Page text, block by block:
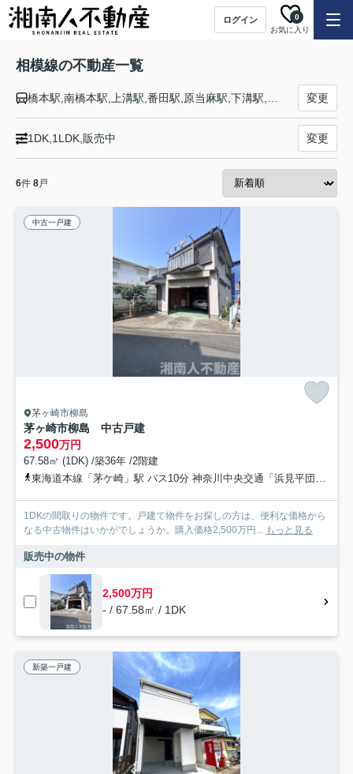
ログイン
お気に入り
0
相模線の不動産一覧
変更
1DK,1LDK,販売中 変更
6件 8戸
中古一戸建
茅ヶ崎市柳島
茅ヶ崎市柳島 中古戸建
2,500万円
67.58㎡ (1DK) /築36年 /2階建
東海道本線「茅ケ崎」駅 バス10分 神奈川中央交通「浜見平団地」 停歩9分
1DKの間取りの物件です。戸建て物件をお探しの方は、便利な価格から
なる中古物件はいかがでしょうか。購入価格2,500万円... もっと見る
販売中の物件
2,500万円
- / 67.58㎡ / 1DK
新築一戸建